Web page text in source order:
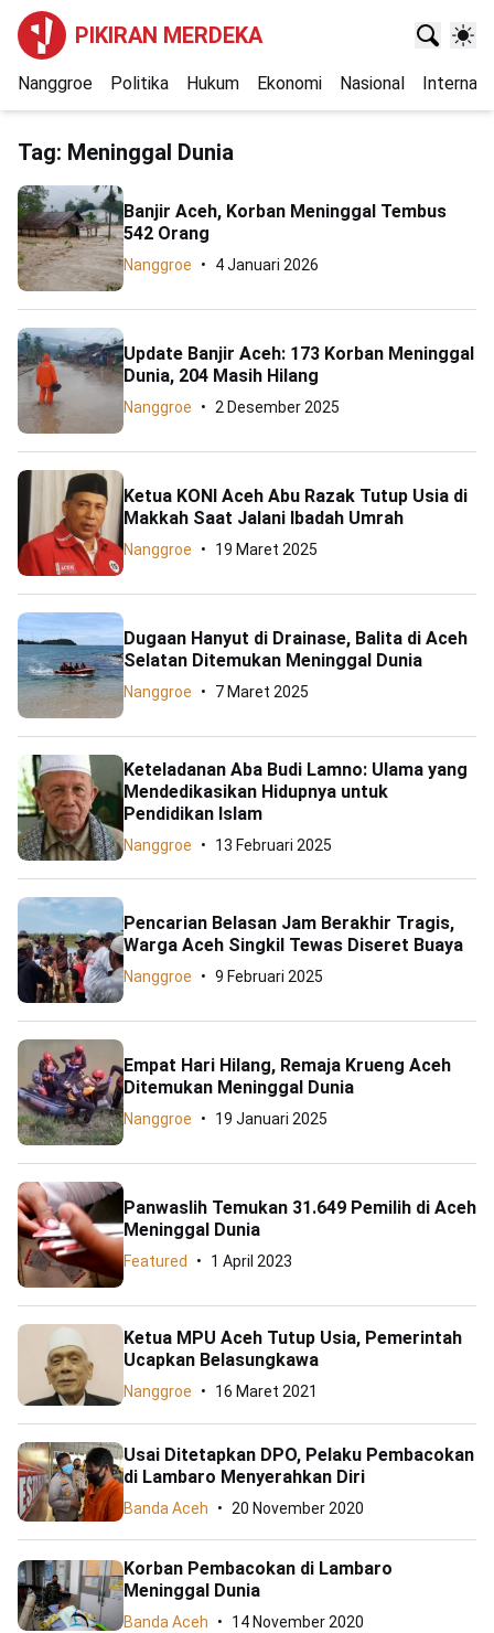
PIKIRAN MERDEKA
Nanggroe Politika Hukum Ekonomi Nasional
Tag: Meninggal Dunia
Banjir Aceh, Korban Meninggal Tembus
542 Orang
Nanggroe 4 Januari 2026
Update Banjir Aceh: 173 Korban Meninggal
Dunia, 204 Masih Hilang
Nanggroe 2 Desember 2025
Ketua KONI Aceh Abu Razak Tutup Usia di
Makkah Saat Jalani Ibadah Umrah
Nanggroe 19 Maret 2025
Dugaan Hanyut di Drainase, Balita di Aceh
Selatan Ditemukan Meninggal Dunia
Nanggroe 7 Maret 2025
Keteladanan Aba Budi Lamno: Ulama yang
Mendedikasikan Hidupnya untuk
Pendidikan Islam
Nanggroe 13 Februari 2025
Pencarian Belasan Jam Berakhir Tragis,
Warga Aceh Singkil Tewas Diseret Buaya
Nanggroe 9 Februari 2025
Empat Hari Hilang, Remaja Krueng Aceh
Ditemukan Meninggal Dunia
Nanggroe 19 Januari 2025
Panwaslih Temukan 31.649 Pemilih di Aceh
Meninggal Dunia
Featured 1 April 2023
Ketua MPU Aceh Tutup Usia, Pemerintah
Ucapkan Belasungkawa
Nanggroe 16 Maret 2021
Usai Ditetapkan DPO, Pelaku Pembacokan
di Lambaro Menyerahkan Diri
Banda Aceh 20 November 2020
Korban Pembacokan di Lambaro
Meninggal Dunia
Banda Aceh 14 November 2020